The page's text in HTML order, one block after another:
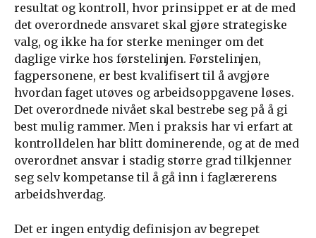
resultat og kontroll, hvor prinsippet er at de med
det overordnede ansvaret skal gjøre strategiske
valg, og ikke ha for sterke meninger om det
daglige virke hos førstelinjen. Førstelinjen,
fagpersonene, er best kvalifisert til å avgjøre
hvordan faget utøves og arbeidsoppgavene løses.
Det overordnede nivået skal bestrebe seg på å gi
best mulig rammer. Men i praksis har vi erfart at
kontrolldelen har blitt dominerende, og at de med
overordnet ansvar i stadig større grad tilkjenner
seg selv kompetanse til å gå inn i faglærerens
arbeidshverdag.
Det er ingen entydig definisjon av begrepet